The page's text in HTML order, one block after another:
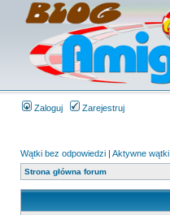
Zaloguj Zarejestruj
Wątki bez odpowiedzi | Aktywne wątki
Strona główna forum